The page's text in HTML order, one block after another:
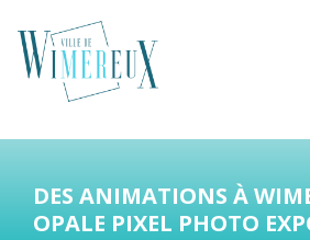
DES ANIMATIONS À
OPALE PIXEL PHOTO